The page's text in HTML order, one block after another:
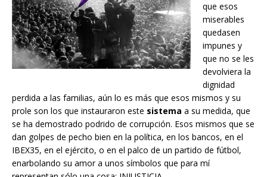
que esos
miserables
quedasen
impunes y
que no se les
devolviera la
dignidad
perdida a las familias, aún lo es más que esos mismos y su
prole son los que instauraron este sistema a su medida, que
se ha demostrado podrido de corrupción. Esos mismos que se
dan golpes de pecho bien en la política, en los bancos, en el
IBEX35, en el ejército, o en el palco de un partido de fútbol,
enarbolando su amor a unos símbolos que para mí